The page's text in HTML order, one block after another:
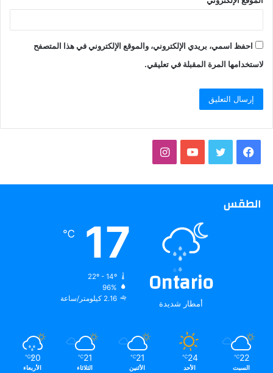
احفظ اسمي، بريدي الإلكتروني، والموقع الإلكتروني في هذا المتصفح
لاستخدامها المرة المقبلة في تعليقي.
فيسبوك تويتر يوتيوبانستقرام
الطقس
Ontario
أمطار شديدة
17
℃
22º - 14º
96%
2.16 كيلومتر/ساعة
22
℃
السبت
24
℃
الأحد
21
℃
الأثنين
21
℃
الثلاثاء
20
℃
الأربعاء